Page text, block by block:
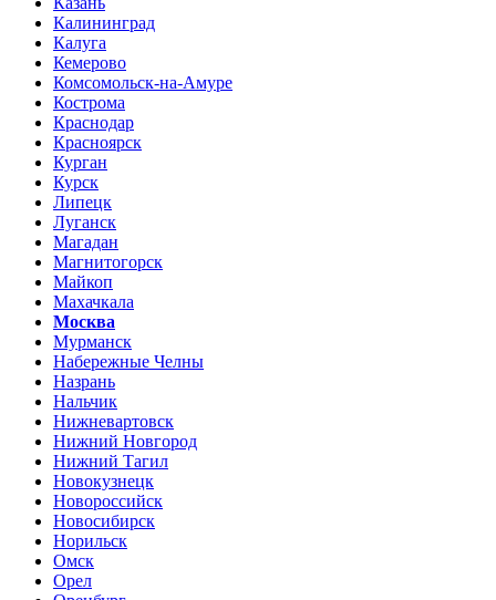
Калининград
Калуга
Кемерово
Комсомольск-на-Амуре
Кострома
Краснодар
Красноярск
Курган
Курск
Липецк
Луганск
Магадан
Магнитогорск
Майкоп
Махачкала
Москва
Мурманск
Набережные Челны
Назрань
Нальчик
Нижневартовск
Нижний Новгород
Нижний Тагил
Новокузнецк
Новороссийск
Новосибирск
Норильск
Омск
Орел